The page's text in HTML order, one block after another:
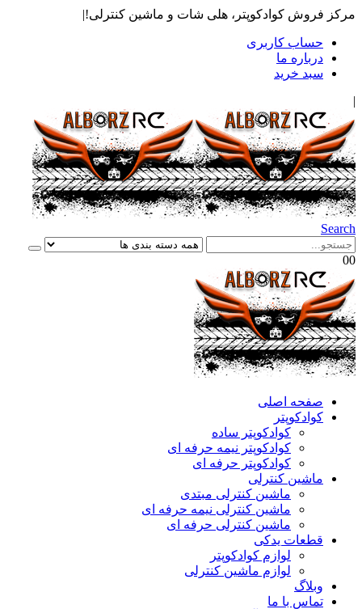
مرکز فروش کوادکوپتر، هلی شات و ماشین کنترلی!|
حساب کاربری
درباره ما
سبد خرید
|
Search
00
صفحه اصلی
کوادکوپتر
کوادکوپتر ساده
کوادکوپتر نیمه حرفه ای
کوادکوپتر حرفه ای
ماشین کنترلی
ماشین کنترلی مبتدی
ماشین کنترلی نیمه حرفه ای
ماشین کنترلی حرفه ای
قطعات یدکی
لوازم کوادکوپتر
لوازم ماشین کنترلی
وبلاگ
تماس با ما